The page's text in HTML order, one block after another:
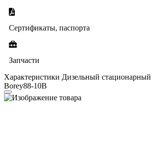
Сертификаты, паспорта
Запчасти
Характеристики Дизельный стационарный
Borey88-10B